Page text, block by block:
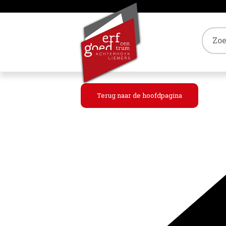
Terug naar de hoofdpagina